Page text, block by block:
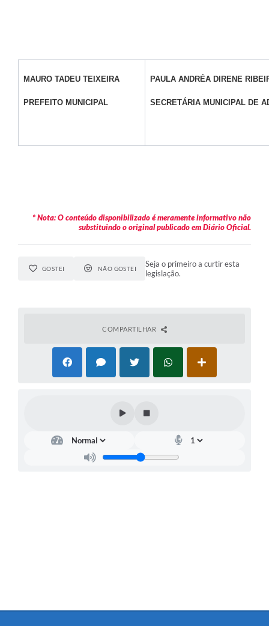
MAURO TADEU TEIXEIRA
PREFEITO MUNICIPAL
PAULA ANDRÉA DIRENE
SECRETÁRIA MUNICIPAL DE
* Nota: O conteúdo disponibilizado é meramente informativo não
substituindo o original publicado em Diário Oficial.
GOSTEI NÃO GOSTEI
Seja o primeiro a curtir esta
legislação.
COMPARTILHAR